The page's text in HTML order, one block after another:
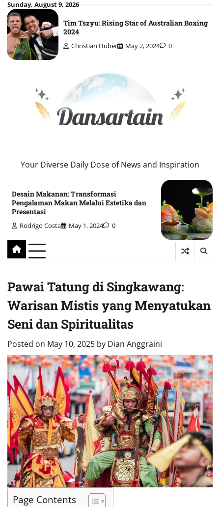
Skip
to
content
Sunday, August 9, 2026
Tim Tszyu: Rising Star of Australian Boxing
2024
Christian Huber May 2, 2024 0
Your Diverse Daily Dose of News and Inspiration
Desain Makanan: Transformasi
Pengalaman Makan Melalui Estetika dan
Presentasi
Rodrigo Costa May 1, 2024 0
Pawai Tatung di Singkawang:
Warisan Mistis yang Menyatukan
Seni dan Spiritualitas
Posted on May 10, 2025 by Dian Anggraini
Page Contents